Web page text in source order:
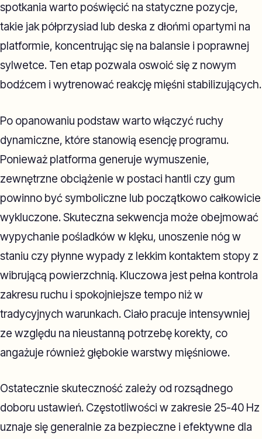
spotkania warto poświęcić na statyczne pozycje,
takie jak półprzysiad lub deska z dłońmi opartymi na
platformie, koncentrując się na balansie i poprawnej
sylwetce. Ten etap pozwala oswoić się z nowym
bodźcem i wytrenować reakcję mięśni stabilizujących.
Po opanowaniu podstaw warto włączyć ruchy
dynamiczne, które stanowią esencję programu.
Ponieważ platforma generuje wymuszenie,
zewnętrzne obciążenie w postaci hantli czy gum
powinno być symboliczne lub początkowo całkowicie
wykluczone. Skuteczna sekwencja może obejmować
wypychanie pośladków w klęku, unoszenie nóg w
staniu czy płynne wypady z lekkim kontaktem stopy z
wibrującą powierzchnią. Kluczowa jest pełna kontrola
zakresu ruchu i spokojniejsze tempo niż w
tradycyjnych warunkach. Ciało pracuje intensywniej
ze względu na nieustanną potrzebę korekty, co
angażuje również głębokie warstwy mięśniowe.
Ostatecznie skuteczność zależy od rozsądnego
doboru ustawień. Częstotliwości w zakresie 25-40 Hz
uznaje się generalnie za bezpieczne i efektywne dla